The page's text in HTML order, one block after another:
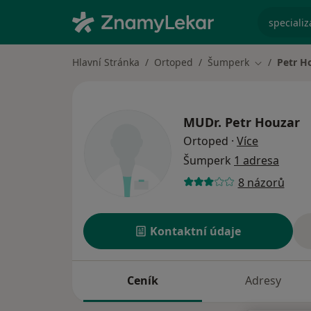
Hlavní Stránka Ortoped Šumperk ZměnaPetr
MUDr. Petr Houzar
Ortoped · Více
Šumperk 1 adresa
8 názorů
Kontaktní údaje
Ceník Adresy